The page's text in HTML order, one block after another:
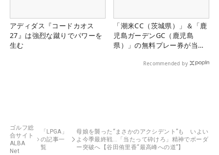
アディダス『コードカオス
27』は強烈な蹴りでパワーを
生む
「潮来CC（茨城県）」＆「鹿
児島ガーデンGC（鹿児島
県）」の無料プレー券が当た
Recommended by
ゴルフ総
合サイト
ALBA
Net
「LPGA」
の記事一
覧
母娘を襲った“まさかのアクシデント”も いよい
よ今季最終戦…「当たって砕けろ」精神でボーダ
ー突破へ【谷田侑里香“最高峰への道”】